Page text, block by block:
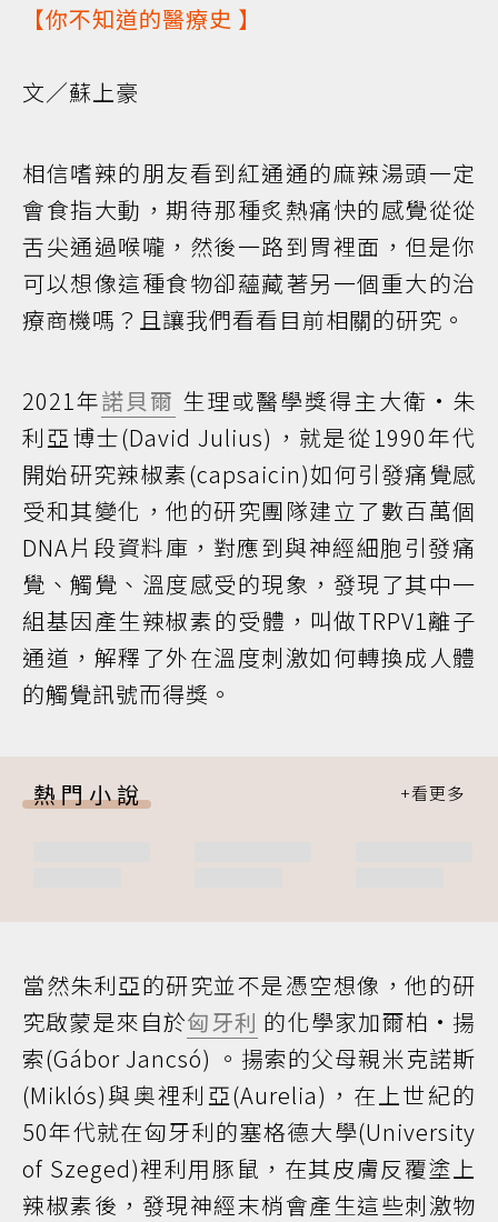
【你不知道的醫療史 】
文／蘇上豪
相信嗜辣的朋友看到紅通通的麻辣湯頭一定
會食指大動，期待那種炙熱痛快的感覺從從
舌尖通過喉嚨，然後一路到胃裡面，但是你
可以想像這種食物卻蘊藏著另一個重大的治
療商機嗎？且讓我們看看目前相關的研究。
2021年諾貝爾 生理或醫學獎得主大衛·朱
利亞博士(David Julius)，就是從1990年代
開始研究辣椒素(capsaicin)如何引發痛覺感
受和其變化，他的研究團隊建立了數百萬個
DNA片段資料庫，對應到與神經細胞引發痛
覺、觸覺、溫度感受的現象，發現了其中一
組基因產生辣椒素的受體，叫做TRPV1離子
通道，解釋了外在溫度刺激如何轉換成人體
的觸覺訊號而得獎。
熱門小說
當然朱利亞的研究並不是憑空想像，他的研
究啟蒙是來自於匈牙利 的化學家加爾柏·揚
索(Gábor Jancsó) 。揚索的父母親米克諾斯
(Miklós)與奥𥚃利亞(Aurelia)，在上世紀的
50年代就在匈牙利的塞格德大學(University
of Szeged)裡利用豚鼠，在其皮膚反覆塗上
辣椒素後，發現神經末梢會產生這些刺激物